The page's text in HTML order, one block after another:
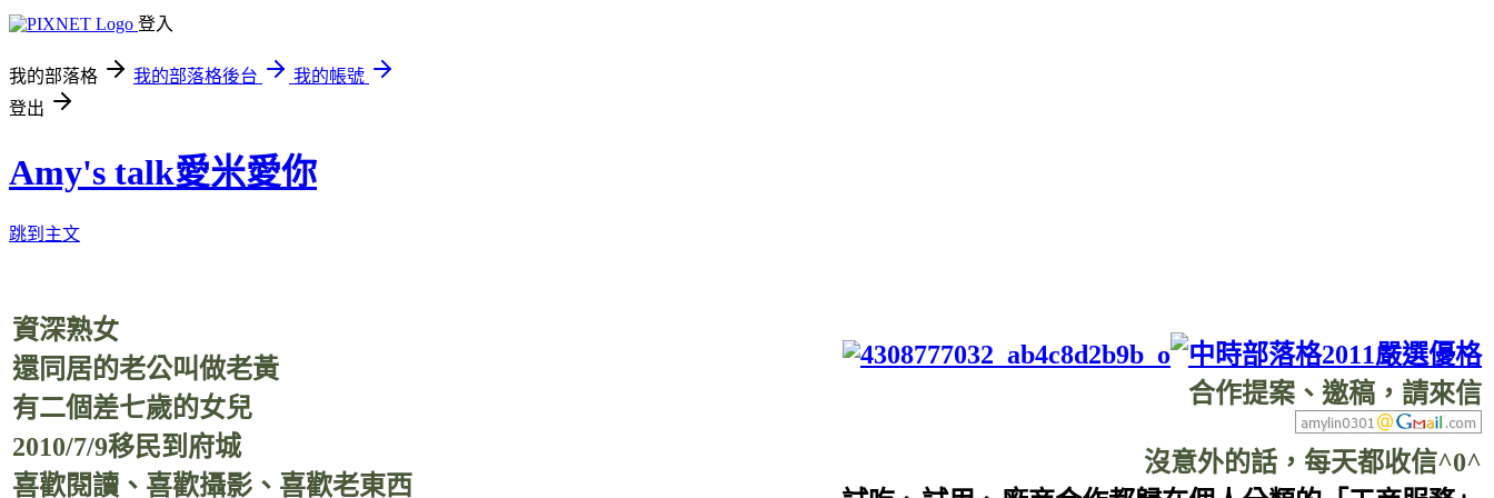
登入
我的部落格 我的部落格後台
我的帳號
登出
Amy's talk愛米愛你
跳到主文
資深熟女
還同居的老公叫做老黃
有二個差七歲的女兒
2010/7/9移民到府城
喜歡閱讀、喜歡攝影、喜歡老東西
合作提案、邀稿，請來信
沒意外的話，每天都收信^0^